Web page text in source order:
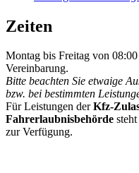
Zeiten
Montag bis Freitag von
Vereinbarung.
Bitte beachten Sie etwaige
bzw. bei bestimmten
Für Leistungen derKfz-
Fahrerlaubnisbehörde
zur Verfügung.